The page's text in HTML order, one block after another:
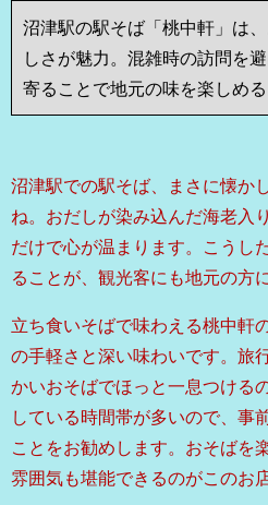
沼津駅の駅そば「桃中軒」は
しさが魅力。混雑時の訪問を
寄ることで地元の味を楽しめる
沼津駅での駅そば、まさに懐か
ね。おだしが染み込んだ海老入
だけで心が温まります。こうし
ることが、観光客にも地元の方
立ち食いそばで味わえる桃中軒
の手軽さと深い味わいです。旅
かいおそばでほっと一息つける
している時間帯が多いので、事
ことをお勧めします。おそばを
雰囲気も堪能できるのがこのお